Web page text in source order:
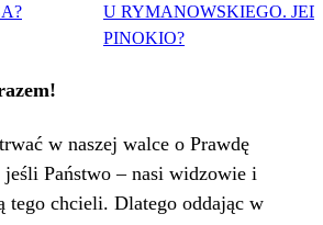
U RYMANOWSKIEGO.
PINOKIO?
w naszej walce o Prawdę
jeśli Państwo – nasi widzowie i
tego chcieli. Dlatego oddając w